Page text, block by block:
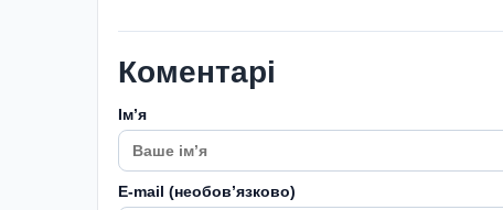
Коментарі
Імʼя
E-mail (необовʼязково)